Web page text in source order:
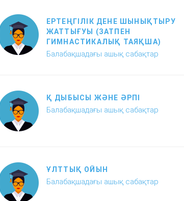
ЕРТЕҢГІЛІК ДЕНЕ ШЫНЫҚТЫРУ
ЖАТТЫҒУЫ (ЗАТПЕН
ГИМНАСТИКАЛЫҚ ТАЯҚША)
Балабақшадағы ашық сабақтар
Қ ДЫБЫСЫ ЖӘНЕ ӘРПІ
Балабақшадағы ашық сабақтар
ҰЛТТЫҚ ОЙЫН
Балабақшадағы ашық сабақтар